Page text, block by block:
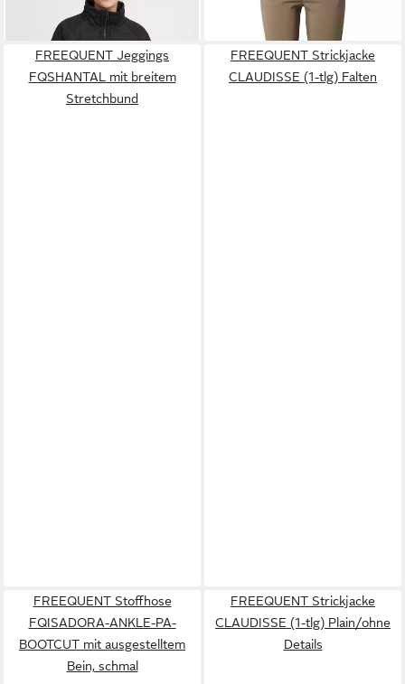
FREEQUENT Jeggings
FQSHANTAL mit breitem
Stretchbund
FREEQUENT Strickjacke
CLAUDISSE (1-tlg) Falten
FREEQUENT Stoffhose
FQISADORA-ANKLE-PA-
BOOTCUT mit ausgestelltem
Bein, schmal
FREEQUENT Strickjacke
CLAUDISSE (1-tlg) Plain/ohne
Details